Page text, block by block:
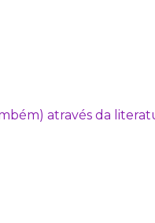
através da